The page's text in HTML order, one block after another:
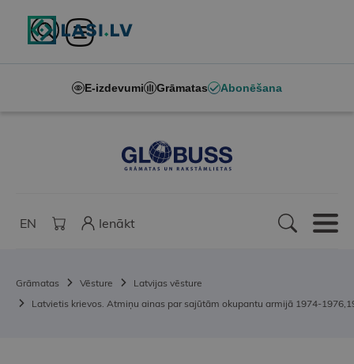
E-izdevumi Grāmatas Abonēšana
EN Ienākt
Grāmatas Vēsture
Latvijas vēsture
Latvietis krievos. Atmiņu ainas par sajūtām okupantu armijā 1974-